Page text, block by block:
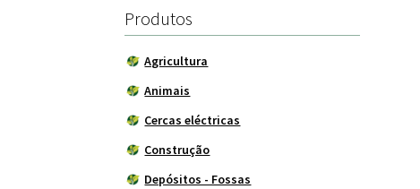
Produtos
Agricultura
Animais
Cercas eléctricas
Construção
Depósitos - Fossas